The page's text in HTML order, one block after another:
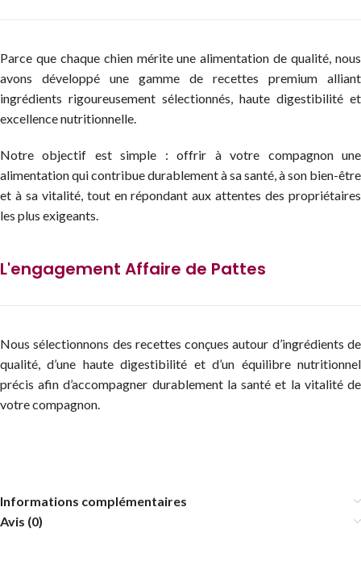
Parce que chaque chien mérite une alimentation de qualité, nous
avons développé une gamme de recettes premium alliant
ingrédients rigoureusement sélectionnés, haute digestibilité et
excellence nutritionnelle.
Notre objectif est simple : offrir à votre compagnon une
alimentation qui contribue durablement à sa santé, à son bien-être
et à sa vitalité, tout en répondant aux attentes des propriétaires
les plus exigeants.
L'engagement Affaire de Pattes
Nous sélectionnons des recettes conçues autour d’ingrédients de
qualité, d’une haute digestibilité et d’un équilibre nutritionnel
précis afin d’accompagner durablement la santé et la vitalité de
votre compagnon.
Informations complémentaires
Avis (0)